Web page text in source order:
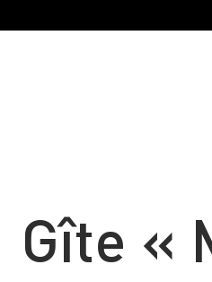
Gîte «